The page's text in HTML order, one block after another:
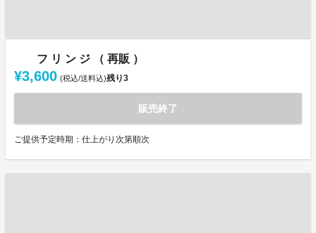
フ リ ン ジ （ 再販 ）
¥3,600 (税込/送料込)残り3
販売終了
ご提供予定時期：仕上がり次第順次